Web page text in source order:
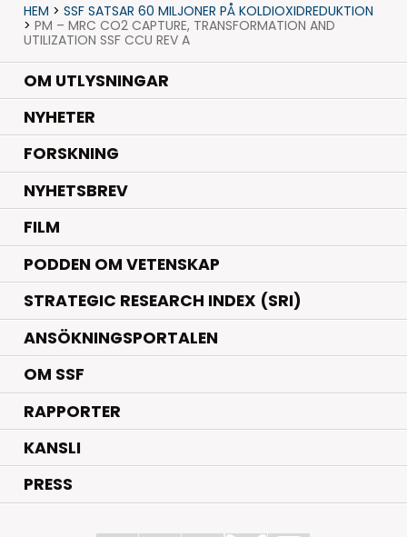
HEM > SSF SATSAR 60 MILJONER PÅ KOLDIOXIDREDUKTION
> PM – MRC CO2 CAPTURE, TRANSFORMATION AND
UTILIZATION SSF CCU REV A
OM UTLYSNINGAR
NYHETER.
FORSKNING.
NYHETSBREV
FILM
PODDEN OM VETENSKAP
STRATEGIC RESEARCH INDEX (SRI)
ANSÖKNINGSPORTALEN
OM SSF
RAPPORTER
KANSLI
PRESS